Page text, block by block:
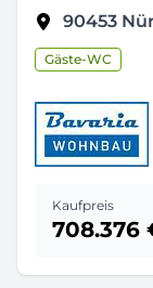
90453
Gäste-WC
Kaufpreis
708.376